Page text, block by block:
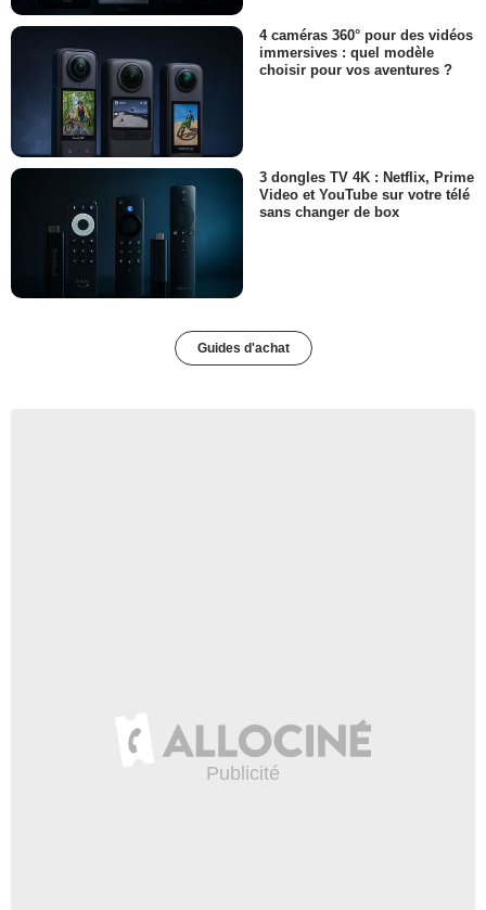
4 caméras 360° pour des vidéos
immersives : quel modèle
choisir pour vos aventures ?
3 dongles TV 4K : Netflix, Prime
Video et YouTube sur votre télé
sans changer de box
Guides d'achat